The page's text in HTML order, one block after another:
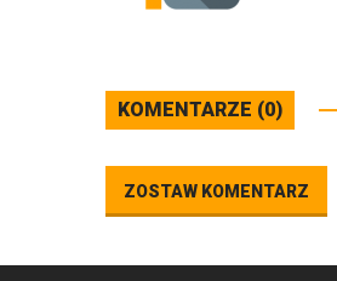
KOMENTARZE (0)
ZOSTAW KOMENTARZ